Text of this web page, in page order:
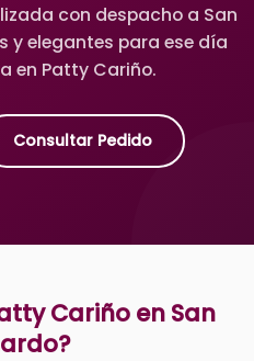
con despacho a San
y elegantes para ese día
en Patty Cariño.
Consultar Pedido
Cariño en San
?